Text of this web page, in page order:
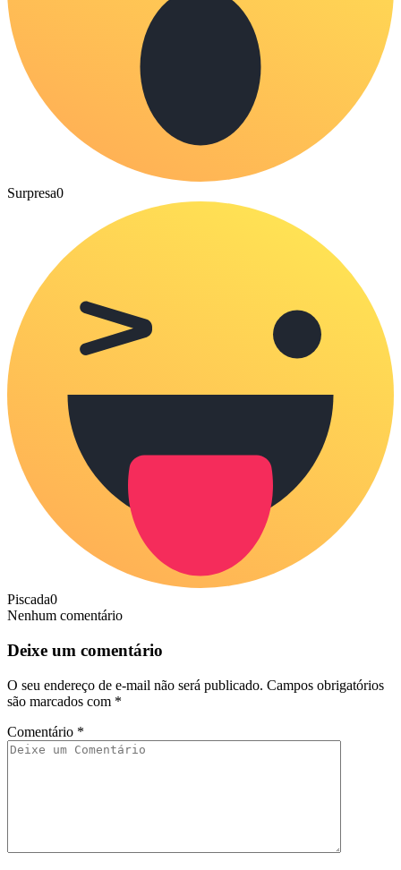
Surpresa0
Piscada0
Nenhum comentário
Deixe um comentário
O seu endereço de e-mail não será publicado. Campos obrigatórios
são marcados com *
Comentário *